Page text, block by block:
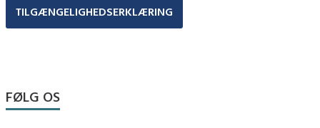
TILGÆNGELIGHEDSERKLÆRING
FØLG OS